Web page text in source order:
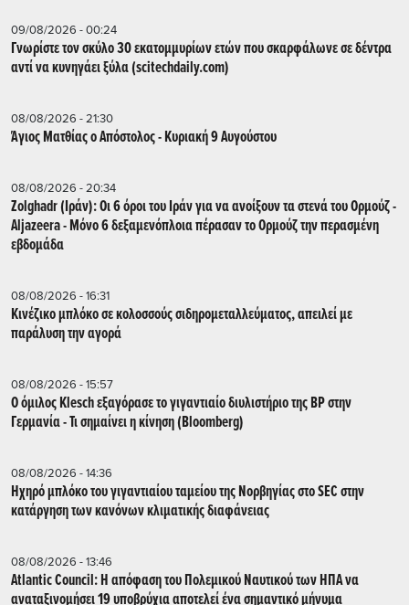
09/08/2026 - 00:24
Γνωρίστε τον σκύλο 30 εκατομμυρίων ετών που σκαρφάλωνε σε δέντρα
αντί να κυνηγάει ξύλα (scitechdaily.com)
08/08/2026 - 21:30
Άγιος Ματθίας ο Απόστολος - Κυριακή 9 Αυγούστου
08/08/2026 - 20:34
Zolghadr (Ιράν): Οι 6 όροι του Ιράν για να ανοίξουν τα στενά του Ορμούζ -
Aljazeera - Mόνο 6 δεξαμενόπλοια πέρασαν το Ορμούζ την περασμένη
εβδομάδα
08/08/2026 - 16:31
Κινέζικο μπλόκο σε κολοσσούς σιδηρομεταλλεύματος, απειλεί με
παράλυση την αγορά
08/08/2026 - 15:57
Ο όμιλος Klesch εξαγόρασε το γιγαντιαίο διυλιστήριο της BP στην
Γερμανία - Τι σημαίνει η κίνηση (Βloomberg)
08/08/2026 - 14:36
Ηχηρό μπλόκο του γιγαντιαίου ταμείου της Νορβηγίας στο SEC στην
κατάργηση των κανόνων κλιματικής διαφάνειας
08/08/2026 - 13:46
Atlantic Council: Η απόφαση του Πολεμικού Ναυτικού των ΗΠΑ να
αναταξινομήσει 19 υποβρύχια αποτελεί ένα σημαντικό μήνυμα